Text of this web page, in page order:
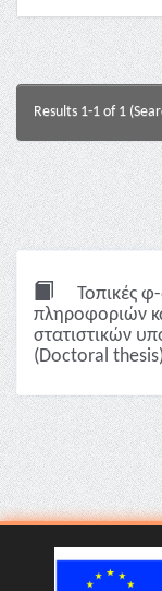
Results 1-1 of 1
Τοπικές
πληροφοριών
στατιστικών
(Doctoral thesis)